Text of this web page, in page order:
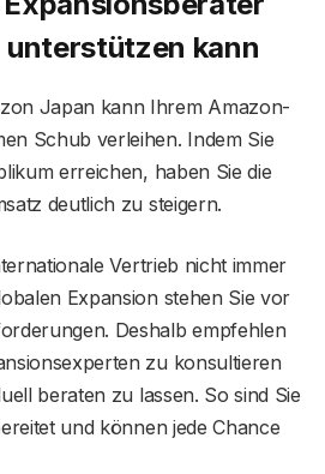
unterstützen kann
Japan kann Ihrem Amazon-
Schub verleihen. Indem Sie
erreichen, haben Sie die
deutlich zu steigern.
Vertrieb nicht immer
Expansion stehen Sie vor
Deshalb empfehlen
zu konsultieren
beraten zu lassen. So sind Sie
und können jede Chance